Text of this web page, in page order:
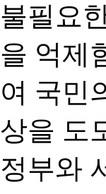
불필요
을 억제
여 국민
상을 도
정부와